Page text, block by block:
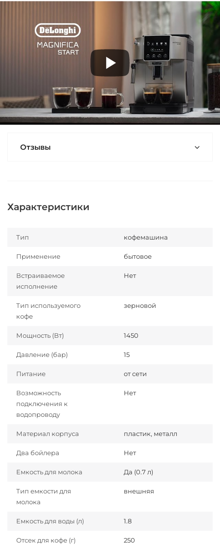
Отзывы
Характеристики
Тип кофемашина
Применение бытовое
Встраиваемое
исполнение
Нет
Тип используемого
кофе
зерновой
Мощность (Вт) 1450
Давление (бар) 15
Питание от сети
Возможность
подключения к
водопроводу
Нет
Материал корпуса пластик, металл
Два бойлера Нет
Емкость для молока Да (0.7 л)
Тип емкости для
молока
внешняя
Емкость для воды (л) 1.8
Отсек для кофе (г) 250